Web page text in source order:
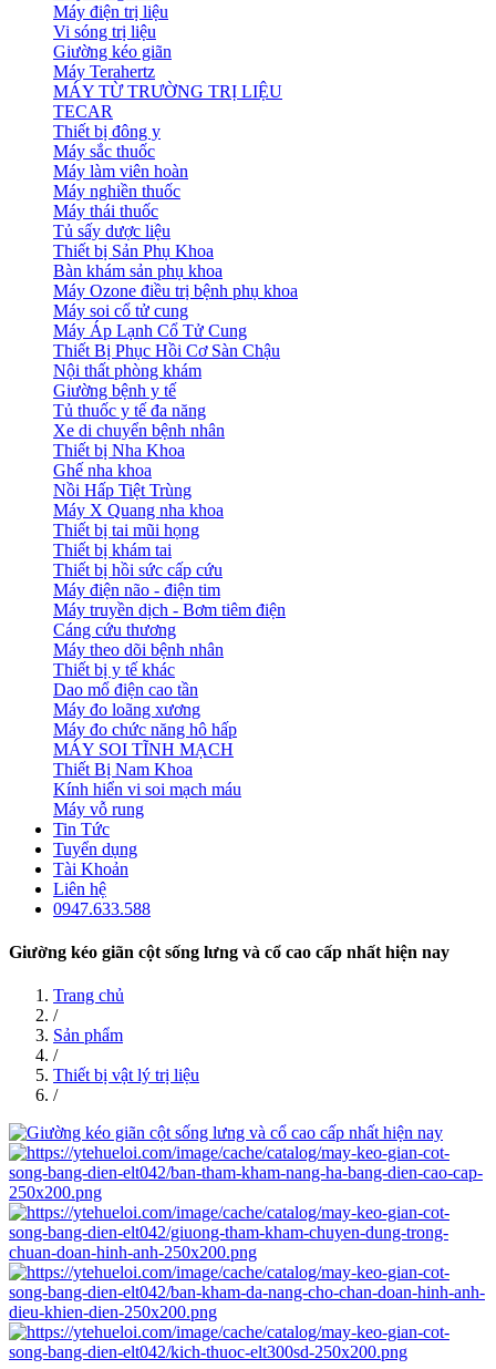
Máy điện trị liệu
Vi sóng trị liệu
Giường kéo giãn
Máy Terahertz
MÁY TỪ TRƯỜNG TRỊ LIỆU
TECAR
Thiết bị đông y
Máy sắc thuốc
Máy làm viên hoàn
Máy nghiền thuốc
Máy thái thuốc
Tủ sấy dược liệu
Thiết bị Sản Phụ Khoa
Bàn khám sản phụ khoa
Máy Ozone điều trị bệnh phụ khoa
Máy soi cổ tử cung
Máy Áp Lạnh Cổ Tử Cung
Thiết Bị Phục Hồi Cơ Sàn Chậu
Nội thất phòng khám
Giường bệnh y tế
Tủ thuốc y tế đa năng
Xe di chuyển bệnh nhân
Thiết bị Nha Khoa
Ghế nha khoa
Nồi Hấp Tiệt Trùng
Máy X Quang nha khoa
Thiết bị tai mũi họng
Thiết bị khám tai
Thiết bị hồi sức cấp cứu
Máy điện não - điện tim
Máy truyền dịch - Bơm tiêm điện
Cáng cứu thương
Máy theo dõi bệnh nhân
Thiết bị y tế khác
Dao mổ điện cao tần
Máy đo loãng xương
Máy đo chức năng hô hấp
MÁY SOI TĨNH MẠCH
Thiết Bị Nam Khoa
Kính hiển vi soi mạch máu
Máy vỗ rung
Tin Tức
Tuyển dụng
Tài Khoản
Liên hệ
0947.633.588
Giường kéo giãn cột sống lưng và cổ cao cấp nhất hiện nay
Trang chủ
/
Sản phẩm
/
Thiết bị vật lý trị liệu
/